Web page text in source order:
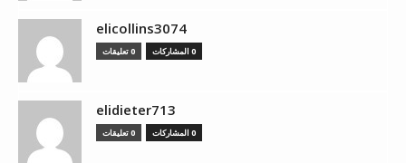
elicollins3074
0 المشاركات 0 تعليقات
elidieter713
0 المشاركات 0 تعليقات